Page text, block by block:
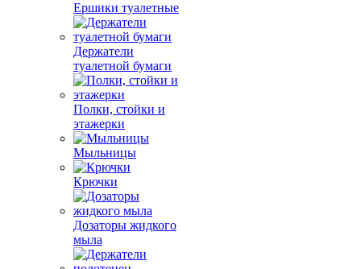
Ершики туалетные
Держатели
туалетной бумаги
Полки, стойки и
этажерки
Мыльницы
Крючки
Дозаторы жидкого
мыла